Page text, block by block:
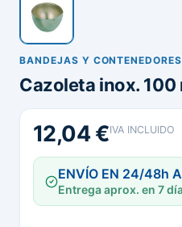
BANDEJAS Y CONTENEDORES
Cazoleta inox. 100
12,04 €IVA INCLUIDO
ENVÍO EN 24/48h
Entrega aprox. en 7